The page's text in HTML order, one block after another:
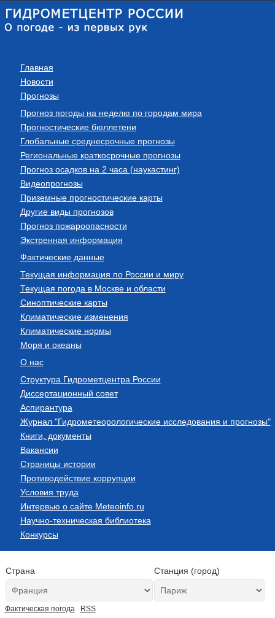
Главная
Новости
Прогнозы
Прогноз погоды на неделю по городам мира
Прогностические бюллетени
Глобальные среднесрочные прогнозы
Региональные краткосрочные прогнозы
Прогноз осадков на 2 часа (наукастинг)
Видеопрогнозы
Приземные прогностические карты
Другие виды прогнозов
Прогноз пожароопасности
Экстренная информация
Фактические данные
Текущая информация по России и миру
Текущая погода в Москве и области
Синоптические карты
Климатические изменения
Климатические нормы
Моря и океаны
О нас
Структура Гидрометцентра России
Диссертационный совет
Аспирантура
Журнал "Гидрометеорологические исследования и прогнозы"
Книги, документы
Вакансии
Страницы истории
Противодействие коррупции
Условия труда
Интервью о сайте Meteoinfo.ru
Научно-техническая библиотека
Конкурсы
Страна Станция (город)
Фактическая погода RSS